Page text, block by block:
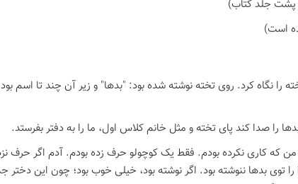
پشت جلد کتاب)
است)
نگاه کرد. روی تخته نوشته شده بود: "بدها" و زیر آن چند تا اسم
را صدا کند پای تخته و مثل خانم کلاس اول، ما را به دفتر بفرستد.
که کاری نکرده بودم. فقط یک کوچولو حرف زده بودم. آدم اگر حرف
توی بدها ننوشته بود. اگر نوشته بود، خیلی خوب بود؛ چون این دختر